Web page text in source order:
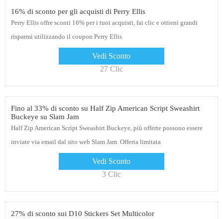
16% di sconto per gli acquisti di Perry Ellis
Perry Ellis offre sconti 16% per i tuoi acquisti, fai clic e ottieni grandi
risparmi utilizzando il coupon Perry Ellis
Vedi Sconto
27 Clic
Fino al 33% di sconto su Half Zip American Script Sweashirt
Buckeye su Slam Jam
Half Zip American Script Sweashirt Buckeye, più offerte possono essere
inviate via email dal sito web Slam Jam. Offerta limitata
Vedi Sconto
3 Clic
27% di sconto sui D10 Stickers Set Multicolor